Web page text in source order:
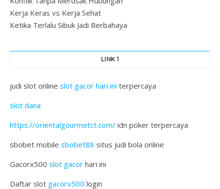
Kerja Keras vs Kerja Sehat
Ketika Terlalu Sibuk Jadi Berbahaya
LINK 1
judi slot online slot gacor hari ini terpercaya
slot dana
https://orientalgourmetct.com/ idn poker terpercaya
sbobet mobile sbobet88 situs judi bola online
Gacorx500 slot gacor hari ini
Daftar slot gacorx500 login